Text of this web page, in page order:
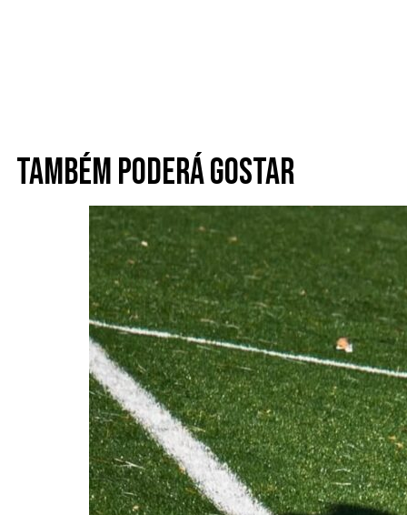
Também poderá gostar